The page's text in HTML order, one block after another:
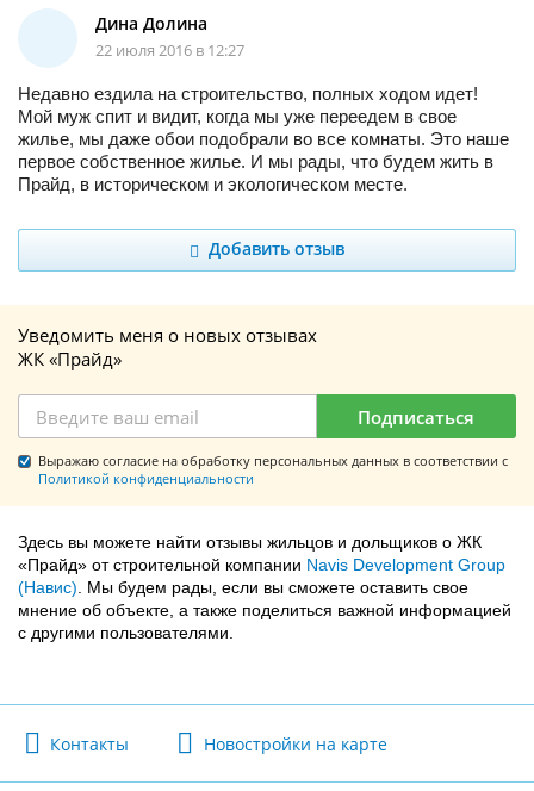
Дина Долина
22 июля 2016 в 12:27
Недавно ездила на строительство, полных ходом идет!
Мой муж спит и видит, когда мы уже переедем в свое
жилье, мы даже обои подобрали во все комнаты. Это наше
первое собственное жилье. И мы рады, что будем жить в
Прайд, в историческом и экологическом месте.
Добавить отзыв
Уведомить меня о новых отзывах
ЖК «Прайд»
Подписаться
Выражаю согласие на обработку персональных данных в соответствии с
Политикой конфиденциальности
Здесь вы можете найти отзывы жильцов и дольщиков о ЖК
«Прайд» от строительной компании Navis Development Group
(Навис). Мы будем рады, если вы сможете оставить свое
мнение об объекте, а также поделиться важной информацией
с другими пользователями.
Контакты Новостройки на карте